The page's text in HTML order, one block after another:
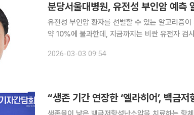
분당서울대병원, 유전성 부인암 예측
유전성 부인암 환자를 선별할 수 있는 알고리즘
약 10%에 불과한데, 지금까지는 비싼 유전자 검
서울대병원 산부인과 교수 연구팀은 부인암 치료
2026-03-03 09:54
“생존 기간 연장한 ‘엘라히어’, 백금